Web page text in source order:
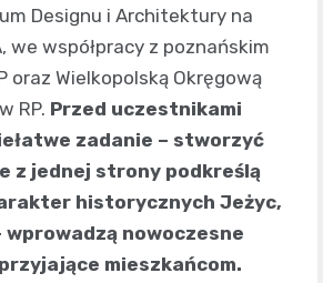
Designu i Architektury na
we współpracy z poznańskim
oraz Wielkopolską Okręgową
RP. Przed uczestnikami
zadanie – stworzyć
z jednej strony podkreślą
historycznych Jeżyc,
wprowadzą nowoczesne
mieszkańcom.